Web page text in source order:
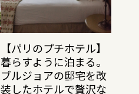
【パリのプチホテル】
暮らすように泊まる。
ブルジョアの邸宅を改
装したホテルで贅沢な